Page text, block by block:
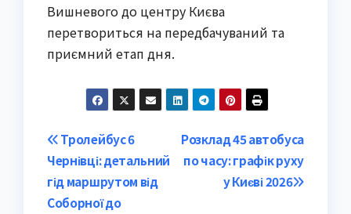
Вишневого до центру Києва
перетвориться на передбачуваний та
приємний етап дня.
Post
navigation
Розклад 45 автобуса
по часу: графік руху
у Києві 2026
Тролейбус 6
Чернівці: детальний
гід маршрутом від
Соборної до